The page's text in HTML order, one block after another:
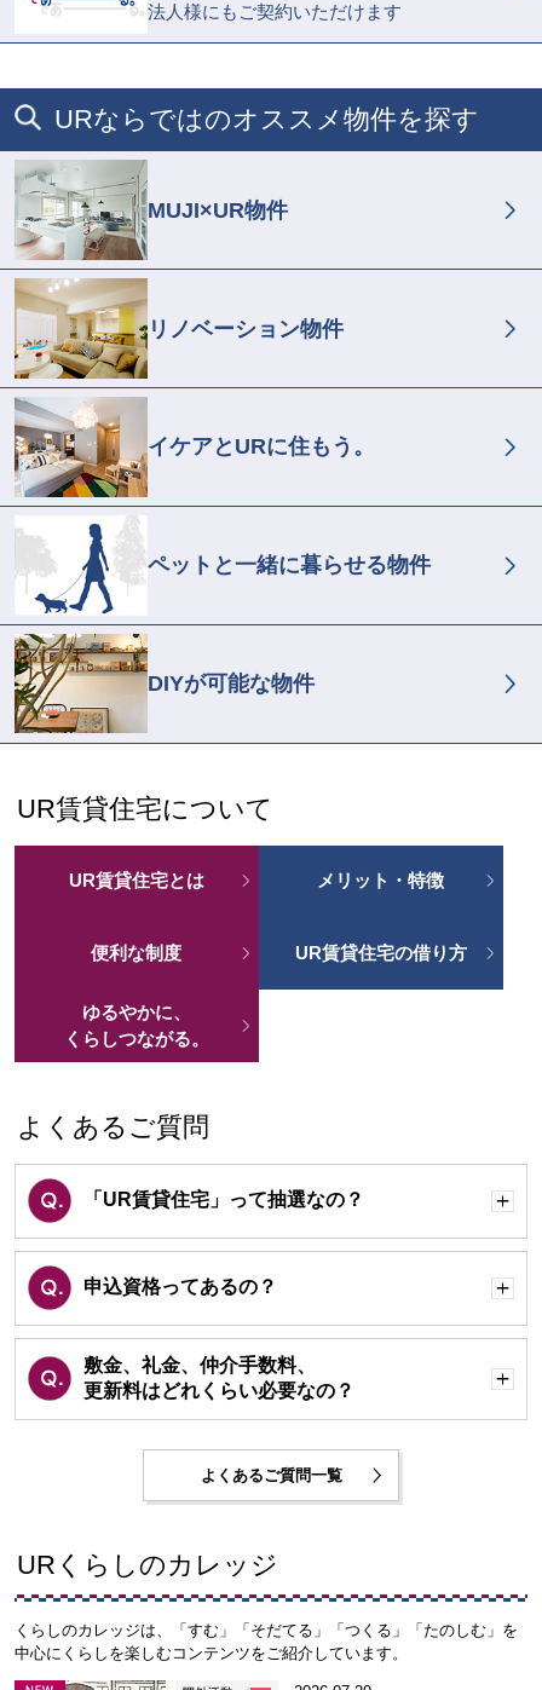
法人様にもご契約いただけます
URならではのオススメ物件を探す
MUJI×UR物件
リノベーション物件
イケアとURに住もう。
ペットと一緒に暮らせる物件
DIYが可能な物件
UR賃貸住宅について
UR賃貸住宅とは メリット・特徴
便利な制度 UR賃貸住宅の借り方
ゆるやかに、
くらしつながる。
よくあるご質問
「UR賃貸住宅」って抽選なの？
申込資格ってあるの？
敷金、礼金、仲介手数料、
更新料はどれくらい必要なの？
よくあるご質問一覧
URくらしのカレッジ
くらしのカレッジは、「すむ」「そだてる」「つくる」「たのしむ」を
中心にくらしを楽しむコンテンツをご紹介しています。